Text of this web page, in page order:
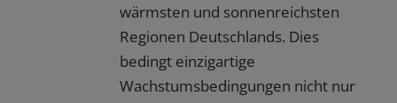
wärmsten und sonnenreichsten
Regionen Deutschlands. Dies
bedingt einzigartige
Wachstumsbedingungen nicht nur